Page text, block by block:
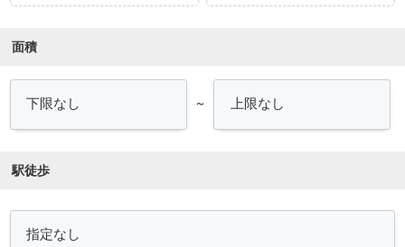
面積
～
駅徒歩